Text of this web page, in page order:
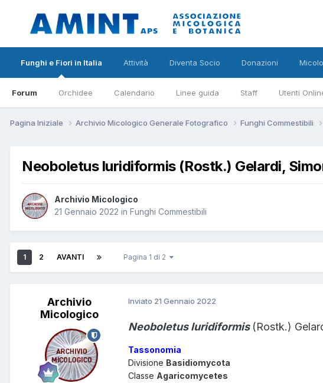
Funghi e Fiori in Italia
Forum Orchidee Calendario Linee guida Staff Utenti
Attività Diventa Socio Donazioni
Pagina Iniziale Archivio Micologico Generale Fotografico Funghi Commestibili
Neoboletus luridiformis (Rostk.) Gelardi,
Archivio Micologico
21 Gennaio 2022 in Funghi Commestibili
1 2 AVANTI Pagina 1 di 2
Archivio
Micologico
Inviato 21 Gennaio 2022
Neoboletus luridiformis (Rostk.)
Tassonomia
Divisione Basidiomycota
Classe Agaricomycetes